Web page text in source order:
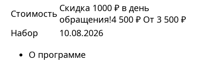
Стоимость Скидка 1000 ₽ в день
обращения!4 500 ₽ От 3 500 ₽
Набор
10.08.2026
О программе